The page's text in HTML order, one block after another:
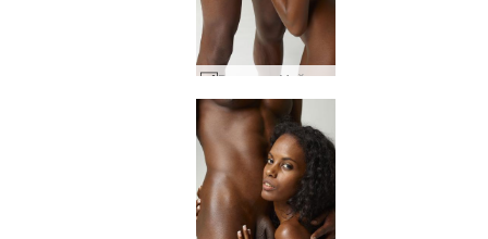
Валери и Майк са интимни #26